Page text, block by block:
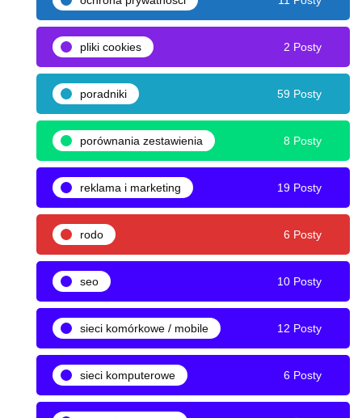
pliki cookies 2 Posty
poradniki 59 Posty
porównania zestawienia 8 Posty
reklama i marketing 19 Posty
rodo 6 Posty
seo 10 Posty
sieci komórkowe / mobile 12 Posty
sieci komputerowe 6 Posty